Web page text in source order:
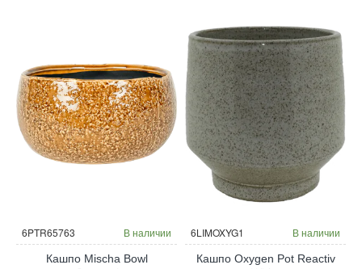
6PTR65763 В наличии
Кашпо Mischa Bowl
6LIMOXYG1 В наличии
Кашпо Oxygen Pot Reactiv